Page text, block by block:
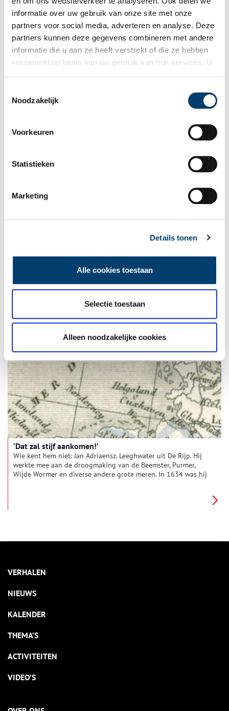
informatie over uw gebruik van onze site met onze
partners voor social media, adverteren en analyse. Deze
partners kunnen deze gegevens combineren met andere
informatie die u aan ze heeft verstrekt of die ze hebben
verzameld op basis van uw gebruik van hun services. U
Noodzakelijk
Voorkeuren
Statistieken
Marketing
Details tonen
Alle cookies toestaan
Selectie toestaan
Alleen noodzakelijke cookies
danken we molen De Onrust (1809), die vanuit Muiderberg
nog altijd de waterstand van het meer regelt.
Land van Leeghwater, haringvissers en Betje
Dit is het land van Leeghwater. De Rijp, ooit centrum van de
kwamen aan uit Baltische havens. De Rijp bruiste van het
leven. Met stank, stof en lawaai.
De Cruquius: Pompen of verzuipen
zwoegde het gevaarte, totdat in juli 1852 de ‘waterwolf’ was
getemd. Definitief.
‘Dat zal stijf aankomen!’
Wie kent hem niet: Jan Adriaensz. Leeghwater uit De Rijp. Hij
werkte mee aan de droogmaking van de Beemster, Purmer,
Wijde Wormer en diverse andere grote meren. In 1634 was hij
VERHALEN
NIEUWS
KALENDER
THEMA’S
ACTIVITEITEN
VIDEO’S